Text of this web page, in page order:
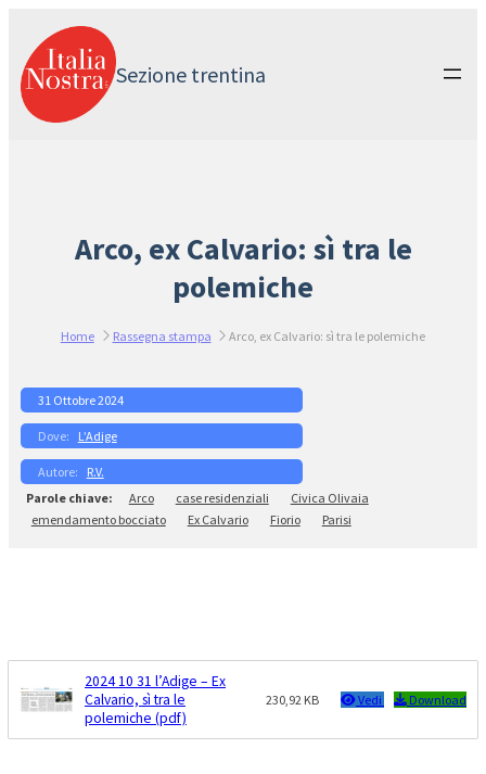
contenuto
Sezione trentina
Arco, ex Calvario: sì tra le
polemiche
Home Rassegna stampa Arco, ex Calvario: sì tra le polemiche
31 Ottobre 2024
L’Adige
R.V.
Arco
case residenziali
Civica Olivaia
emendamento bocciato
Ex Calvario Fiorio Parisi
2024 10 31 l’Adige – Ex
Calvario, sì tra le
polemiche (pdf)
230,92 KB Vedi Download